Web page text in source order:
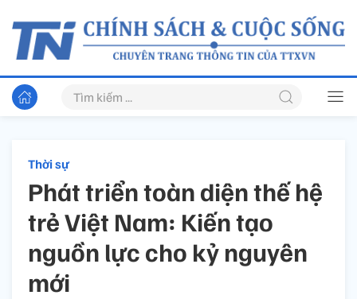
Thời sự
Phát triển toàn diện thế hệ
trẻ Việt Nam: Kiến tạo
nguồn lực cho kỷ nguyên
mới